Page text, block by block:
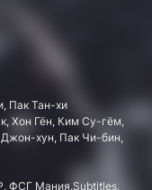
Пак Тан-хи
Хон Гён, Ким Су-гём,
хун, Пак Чи-бин,
ФСГ Мания.Subtitles,